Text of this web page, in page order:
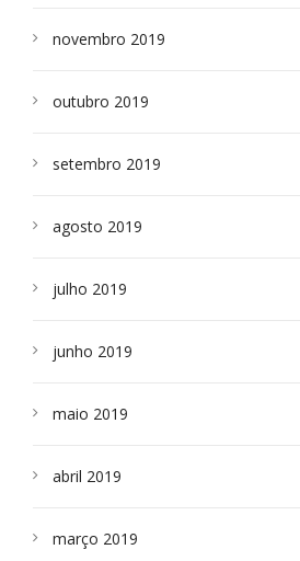
novembro 2019
outubro 2019
setembro 2019
agosto 2019
julho 2019
junho 2019
maio 2019
abril 2019
março 2019